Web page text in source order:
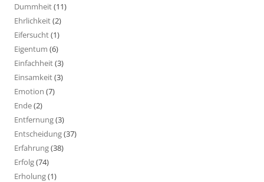
Dummheit(11)
Ehrlichkeit(2)
Eifersucht(1)
Eigentum (6)
Einfachheit(3)
Einsamkeit(3)
Emotion (7)
Ende(2)
Entfernung(3)
Entscheidung(37)
Erfahrung(38)
Erfolg(74)
Erholung(1)